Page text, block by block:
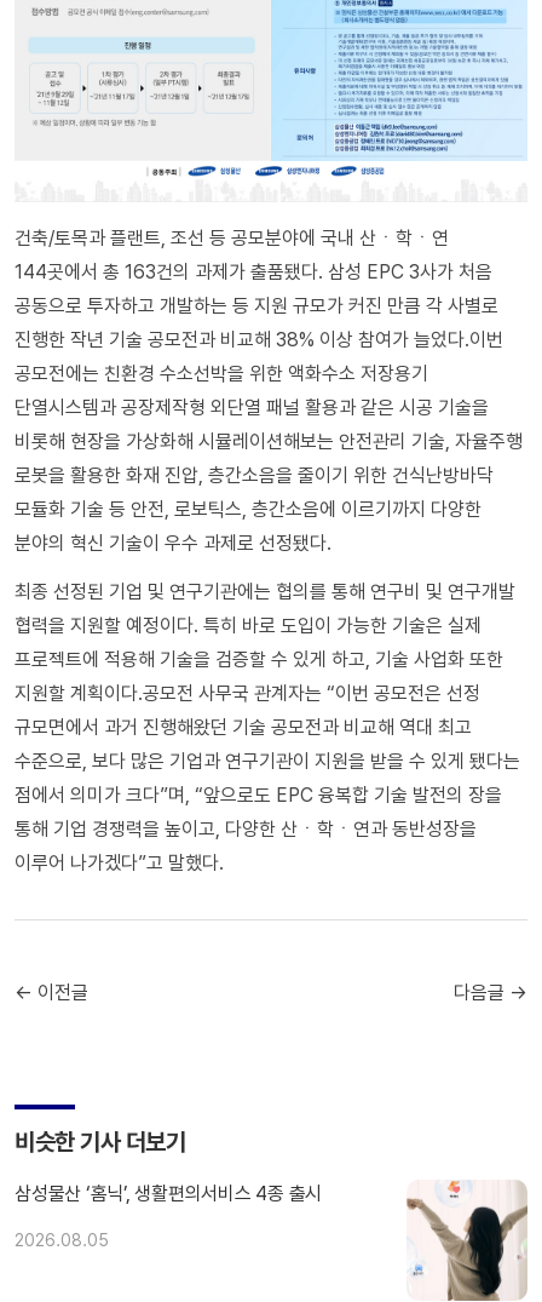
건축/토목과 플랜트, 조선 등 공모분야에 국내 산ㆍ학ㆍ연
144곳에서 총 163건의 과제가 출품됐다. 삼성 EPC 3사가 처음
공동으로 투자하고 개발하는 등 지원 규모가 커진 만큼 각 사별로
진행한 작년 기술 공모전과 비교해 38% 이상 참여가 늘었다.이번
공모전에는 친환경 수소선박을 위한 액화수소 저장용기
단열시스템과 공장제작형 외단열 패널 활용과 같은 시공 기술을
비롯해 현장을 가상화해 시뮬레이션해보는 안전관리 기술, 자율주행
로봇을 활용한 화재 진압, 층간소음을 줄이기 위한 건식난방바닥
모듈화 기술 등 안전, 로보틱스, 층간소음에 이르기까지 다양한
분야의 혁신 기술이 우수 과제로 선정됐다.
최종 선정된 기업 및 연구기관에는 협의를 통해 연구비 및 연구개발
협력을 지원할 예정이다. 특히 바로 도입이 가능한 기술은 실제
프로젝트에 적용해 기술을 검증할 수 있게 하고, 기술 사업화 또한
지원할 계획이다.공모전 사무국 관계자는 “이번 공모전은 선정
규모면에서 과거 진행해왔던 기술 공모전과 비교해 역대 최고
수준으로, 보다 많은 기업과 연구기관이 지원을 받을 수 있게 됐다는
점에서 의미가 크다”며, “앞으로도 EPC 융복합 기술 발전의 장을
통해 기업 경쟁력을 높이고, 다양한 산ㆍ학ㆍ연과 동반성장을
이루어 나가겠다”고 말했다.
← 이전글 다음글 →
비슷한 기사 더보기
삼성물산 ‘홈닉’, 생활편의서비스 4종 출시
2026.08.05